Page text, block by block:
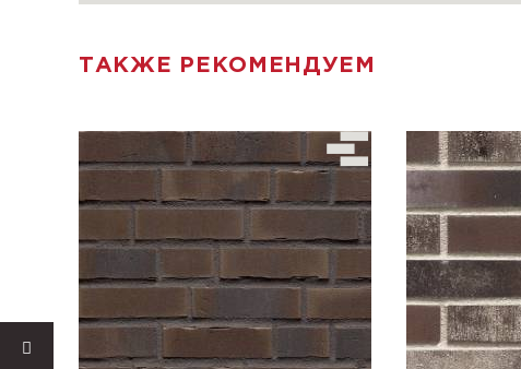
ТАКЖЕ РЕКОМЕНДУЕМ